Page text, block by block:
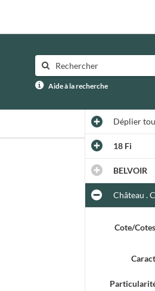
Aide à la recherche
Déplier
18 Fi
BELVOIR
Château .
Cote/